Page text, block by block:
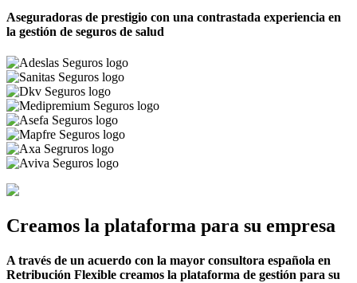
Aseguradoras de prestigio con una contrastada experiencia en
la gestión de seguros de salud
Creamos la plataforma para su empresa
A través de un acuerdo con la mayor consultora española en
Retribución Flexible creamos la plataforma de gestión para su